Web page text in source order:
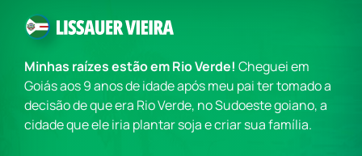
Minhas raízes estão em Rio Verde! Cheguei em
Goiás aos 9 anos de idade após meu pai ter tomado a
decisão de que era Rio Verde, no Sudoeste goiano, a
cidade que ele iria plantar soja e criar sua família.